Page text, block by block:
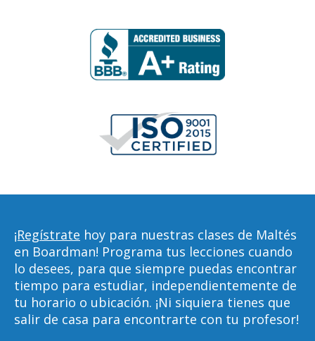
¡Regístrate hoy para nuestras clases de Maltés
en Boardman! Programa tus lecciones cuando
lo desees, para que siempre puedas encontrar
tiempo para estudiar, independientemente de
tu horario o ubicación. ¡Ni siquiera tienes que
salir de casa para encontrarte con tu profesor!